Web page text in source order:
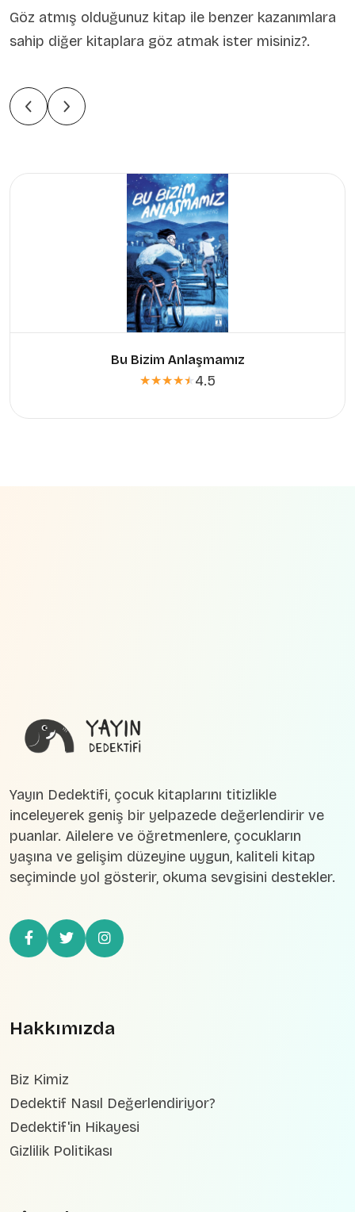
Göz atmış olduğunuz kitap ile benzer kazanımlara
sahip diğer kitaplara göz atmak ister misiniz?.
Bu Bizim Anlaşmamız
★★★★★
★★★★★4.5
Yayın Dedektifi, çocuk kitaplarını titizlikle
inceleyerek geniş bir yelpazede değerlendirir ve
puanlar. Ailelere ve öğretmenlere, çocukların
yaşına ve gelişim düzeyine uygun, kaliteli kitap
seçiminde yol gösterir, okuma sevgisini destekler.
Hakkımızda
Biz Kimiz
Dedektif Nasıl Değerlendiriyor?
Dedektif'in Hikayesi
Gizlilik Politikası